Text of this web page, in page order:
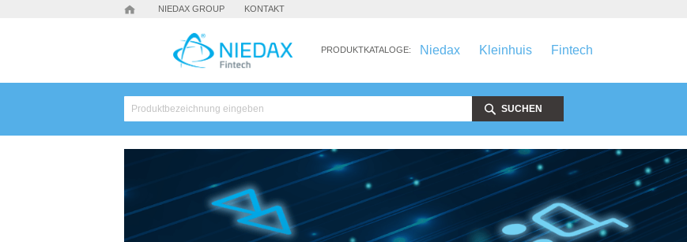
NIEDAX GROUP KONTAKT
PRODUKTKATALOGE: Niedax Kleinhuis Fintech
SUCHEN